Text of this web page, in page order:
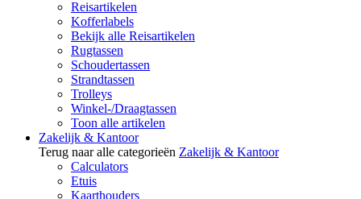
Reisartikelen
Kofferlabels
Bekijk alle Reisartikelen
Rugtassen
Schoudertassen
Strandtassen
Trolleys
Winkel-/Draagtassen
Toon alle artikelen
Zakelijk & Kantoor
Terug naar alle categorieën Zakelijk & Kantoor
Calculators
Etuis
Kaarthouders